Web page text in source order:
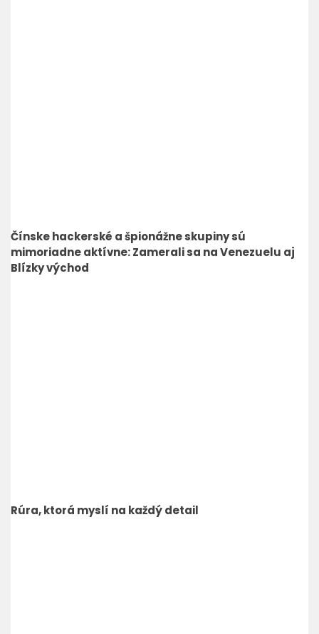
Čínske hackerské a špionážne skupiny sú
mimoriadne aktívne: Zamerali sa na Venezuelu aj
Blízky východ
Rúra, ktorá myslí na každý detail